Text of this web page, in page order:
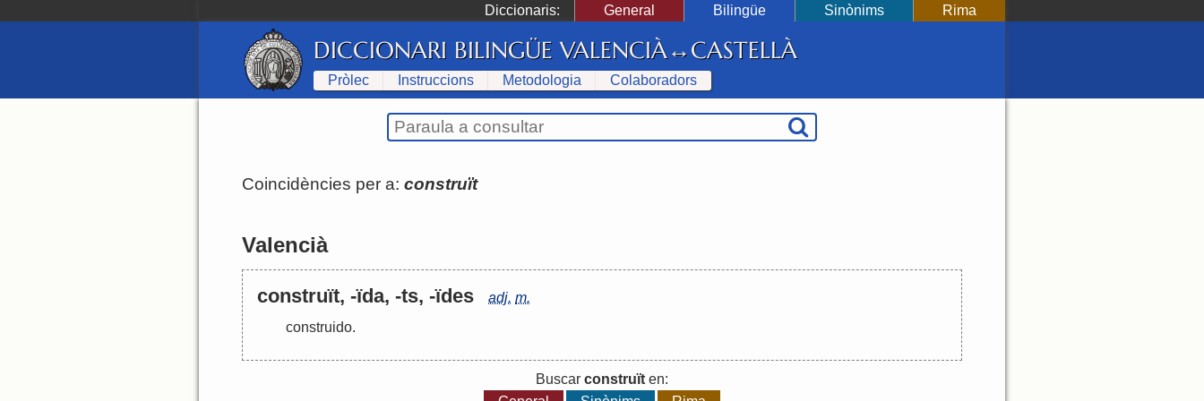
Diccionaris: General Bilingüe Sinònims Rima
DICCIONARI BILINGÜE VALENCIÀ↔CASTELLÀ
Pròlec Instruccions Metodologia Colaboradors
Coincidències per a: construït
Valencià
construït, -ïda, -ts, -ïdes adj. m.
construido.
Buscar construït en: